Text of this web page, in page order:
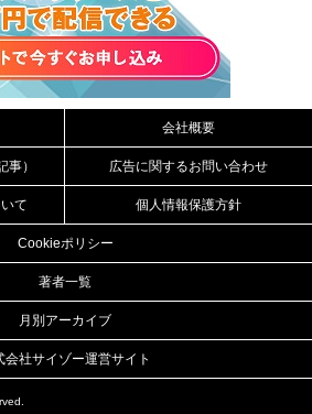
会社概要
） 広告に関するお問い合わせ
て 個人情報保護方針
Cookieポリシー
著者一覧
月別アーカイブ
会社サイゾー運営サイト